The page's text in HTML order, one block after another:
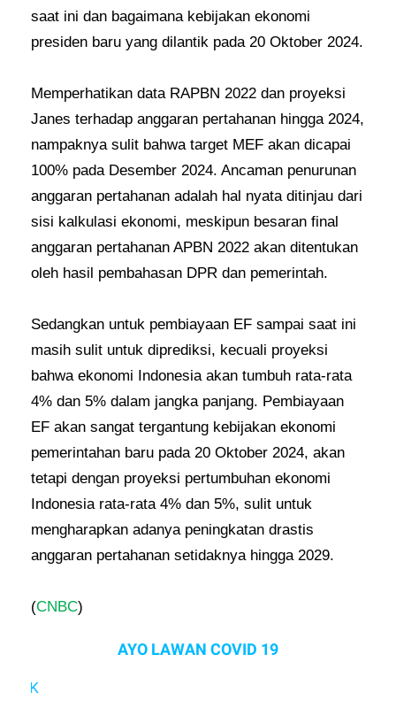
saat ini dan bagaimana kebijakan ekonomi
presiden baru yang dilantik pada 20 Oktober 2024.
Memperhatikan data RAPBN 2022 dan proyeksi
Janes terhadap anggaran pertahanan hingga 2024,
nampaknya sulit bahwa target MEF akan dicapai
100% pada Desember 2024. Ancaman penurunan
anggaran pertahanan adalah hal nyata ditinjau dari
sisi kalkulasi ekonomi, meskipun besaran final
anggaran pertahanan APBN 2022 akan ditentukan
oleh hasil pembahasan DPR dan pemerintah.
Sedangkan untuk pembiayaan EF sampai saat ini
masih sulit untuk diprediksi, kecuali proyeksi
bahwa ekonomi Indonesia akan tumbuh rata-rata
4% dan 5% dalam jangka panjang. Pembiayaan
EF akan sangat tergantung kebijakan ekonomi
pemerintahan baru pada 20 Oktober 2024, akan
tetapi dengan proyeksi pertumbuhan ekonomi
Indonesia rata-rata 4% dan 5%, sulit untuk
mengharapkan adanya peningkatan drastis
anggaran pertahanan setidaknya hingga 2029.
(CNBC)
AYO LAWAN COVID 19